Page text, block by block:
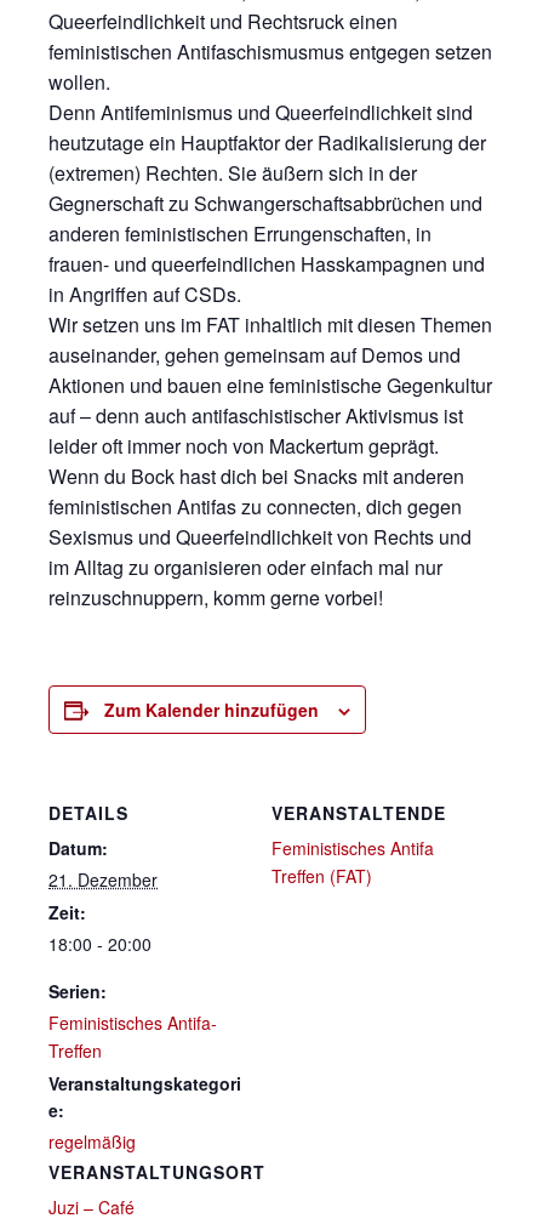
Queerfeindlichkeit und Rechtsruck einen
feministischen Antifaschismusmus entgegen setzen
wollen.
Denn Antifeminismus und Queerfeindlichkeit sind
heutzutage ein Hauptfaktor der Radikalisierung der
(extremen) Rechten. Sie äußern sich in der
Gegnerschaft zu Schwangerschaftsabbrüchen und
anderen feministischen Errungenschaften, in
frauen- und queerfeindlichen Hasskampagnen und
in Angriffen auf CSDs.
Wir setzen uns im FAT inhaltlich mit diesen Themen
auseinander, gehen gemeinsam auf Demos und
Aktionen und bauen eine feministische Gegenkultur
auf – denn auch antifaschistischer Aktivismus ist
leider oft immer noch von Mackertum geprägt.
Wenn du Bock hast dich bei Snacks mit anderen
feministischen Antifas zu connecten, dich gegen
Sexismus und Queerfeindlichkeit von Rechts und
im Alltag zu organisieren oder einfach mal nur
reinzuschnuppern, komm gerne vorbei!
Zum Kalender hinzufügen
DETAILS
Datum:
21. Dezember
Zeit:
18:00 - 20:00
Serien:
Feministisches Antifa-
Treffen
Veranstaltungskategori
e:
regelmäßig
VERANSTALTUNGSORT
Juzi – Café
VERANSTALTENDE
Feministisches Antifa
Treffen (FAT)